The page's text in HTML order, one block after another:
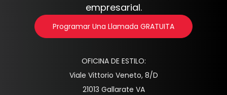
empresarial.
Programar Una Llamada GRATUITA
OFICINA DE ESTILO:
Viale Vittorio Veneto, 8/D
21013 Gallarate VA